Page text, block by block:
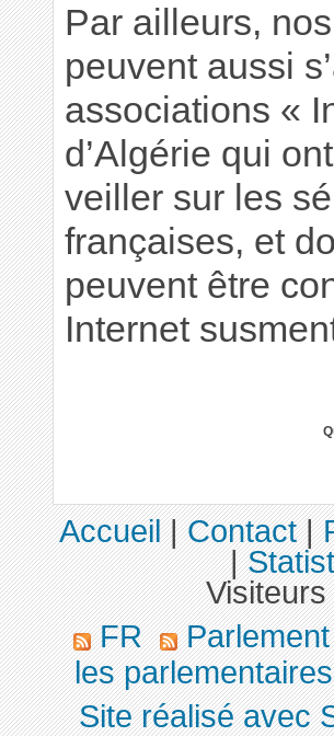
Par ailleurs,
peuvent aussi
associations «
d’Algérie qui
veiller sur les
françaises, et
peuvent être
Internet
Accueil|Contact|
|
FR
les
Site réalisé avec